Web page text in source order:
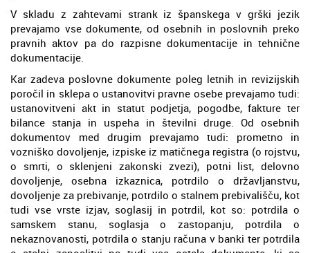
V skladu z zahtevami strank iz španskega v grški jezik
prevajamo vse dokumente, od osebnih in poslovnih preko
pravnih aktov pa do razpisne dokumentacije in tehnične
dokumentacije.
Kar zadeva poslovne dokumente poleg letnih in revizijskih
poročil in sklepa o ustanovitvi pravne osebe prevajamo tudi:
ustanovitveni akt in statut podjetja, pogodbe, fakture ter
bilance stanja in uspeha in številni druge. Od osebnih
dokumentov med drugim prevajamo tudi: prometno in
vozniško dovoljenje, izpiske iz matičnega registra (o rojstvu,
o smrti, o sklenjeni zakonski zvezi), potni list, delovno
dovoljenje, osebna izkaznica, potrdilo o državljanstvu,
dovoljenje za prebivanje, potrdilo o stalnem prebivališču, kot
tudi vse vrste izjav, soglasij in potrdil, kot so: potrdila o
samskem stanu, soglasja o zastopanju, potrdila o
nekaznovanosti, potrdila o stanju računa v banki ter potrdila